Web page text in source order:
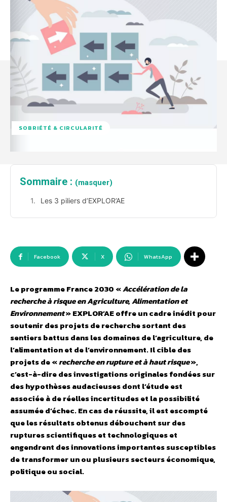
SOBRIÉTÉ & CIRCULARITÉ
Sommaire : (masquer)
Les 3 piliers d’EXPLOR’AE
Facebook X WhatsApp
Le programme France 2030 «Accélération de la
recherche à risque en Agriculture, Alimentation et
Environnement» EXPLOR’AE offre un cadre inédit pour
soutenir des projets de recherche sortant des
sentiers battus dans les domaines de l’agriculture, de
l’alimentation et de l’environnement.Il cible des
projets de «recherche en rupture et à haut risque»,
c’est-à-dire des investigations originales fondées sur
des hypothèses audacieuses dont l’étude est
associée à de réelles incertitudes et la possibilité
assumée d’échec. En cas de réussite, il est escompté
que les résultats obtenus débouchent sur des
ruptures scientifiques et technologiques et
engendrent des innovations importantes susceptibles
de transformer un ou plusieurs secteurs économique,
politique ou social.